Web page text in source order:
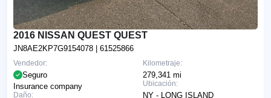
2016 NISSAN QUEST QUEST
JN8AE2KP7G9154078 | 61525866
Kilometraje:
279,341 mi
Ubicación:
NY - LONG ISLAND
Vendedor:
Seguro
Insurance company
Daño: